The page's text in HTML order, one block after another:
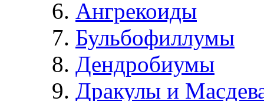
Ангрекоиды
Бульбофиллумы
Дендробиумы
Дракулы и